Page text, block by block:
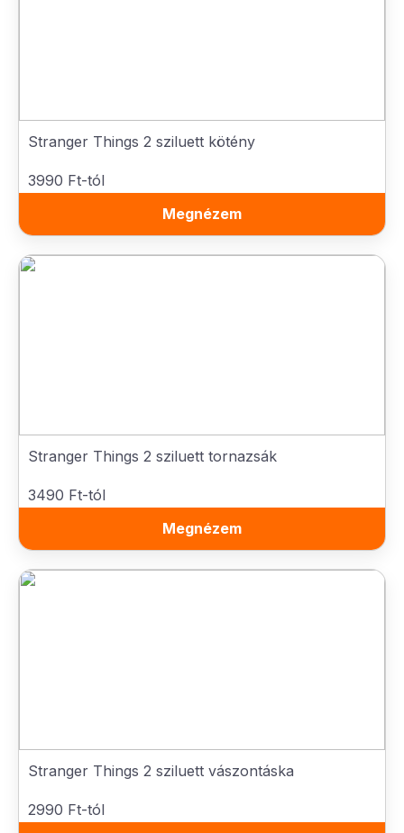
Stranger Things 2 sziluett kötény
3990 Ft-tól
Megnézem
Stranger Things 2 sziluett tornazsák
3490 Ft-tól
Megnézem
Stranger Things 2 sziluett vászontáska
2990 Ft-tól